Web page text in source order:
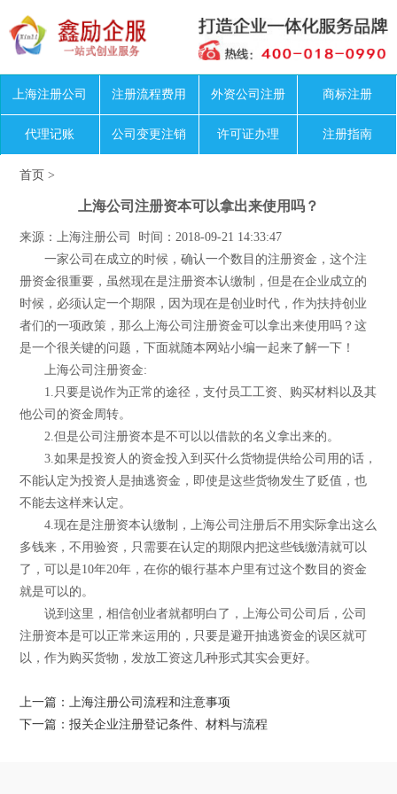
上海注册公司 注册流程费用 外资公司注册 商标注册
代理记账 公司变更注销 许可证办理 注册指南
首页 >
上海公司注册资本可以拿出来使用吗？
来源：上海注册公司 时间：2018-09-21 14:33:47
一家公司在成立的时候，确认一个数目的注册资金，这个注
册资金很重要，虽然现在是注册资本认缴制，但是在企业成立的
时候，必须认定一个期限，因为现在是创业时代，作为扶持创业
者们的一项政策，那么上海公司注册资金可以拿出来使用吗？这
是一个很关键的问题，下面就随本网站小编一起来了解一下！
上海公司注册资金:
1.只要是说作为正常的途径，支付员工工资、购买材料以及其
他公司的资金周转。
2.但是公司注册资本是不可以以借款的名义拿出来的。
3.如果是投资人的资金投入到买什么货物提供给公司用的话，
不能认定为投资人是抽逃资金，即使是这些货物发生了贬值，也
不能去这样来认定。
4.现在是注册资本认缴制，上海公司注册后不用实际拿出这么
多钱来，不用验资，只需要在认定的期限内把这些钱缴清就可以
了，可以是10年20年，在你的银行基本户里有过这个数目的资金
就是可以的。
说到这里，相信创业者就都明白了，上海公司公司后，公司
注册资本是可以正常来运用的，只要是避开抽逃资金的误区就可
以，作为购买货物，发放工资这几种形式其实会更好。
上一篇：上海注册公司流程和注意事项
下一篇：报关企业注册登记条件、材料与流程